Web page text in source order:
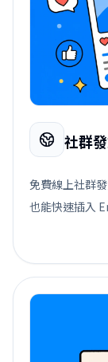
社群
免費線上社群
也能快速插入